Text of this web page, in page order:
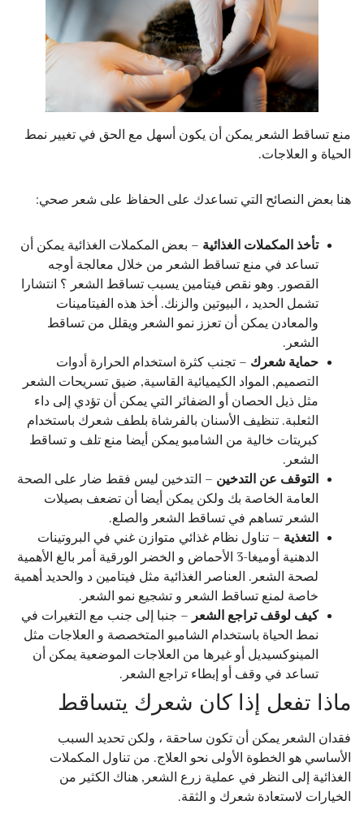
منع تساقط الشعر يمكن أن يكون أسهل مع الحق في تغيير نمط
الحياة و العلاجات.
هنا بعض النصائح التي تساعدك على الحفاظ على شعر صحي:
تأخذ المكملات الغذائية – بعض المكملات الغذائية يمكن أن
تساعد في منع تساقط الشعر من خلال معالجة أوجه
القصور. وهو نقص فيتامين يسبب تساقط الشعر ؟ انتشارا
تشمل الحديد ، البيوتين والزنك. أخذ هذه الفيتامينات
والمعادن يمكن أن تعزز نمو الشعر ويقلل من تساقط
الشعر.
حماية شعرك – تجنب كثرة استخدام الحرارة أدوات
التصميم, المواد الكيميائية القاسية, ضيق تسريحات الشعر
مثل ذيل الحصان أو الضفائر التي يمكن أن تؤدي إلى داء
الثعلبة. تنظيف الأسنان بالفرشاة بلطف شعرك باستخدام
كبريتات خالية من الشامبو يمكن أيضا منع تلف و تساقط
الشعر.
التوقف عن التدخين – التدخين ليس فقط ضار على الصحة
العامة الخاصة بك ولكن يمكن أيضا أن تضعف بصيلات
الشعر تساهم في تساقط الشعر والصلع.
التغذية – تناول نظام غذائي متوازن غني في البروتينات
الدهنية أوميغا-3 الأحماض و الخضر الورقية أمر بالغ الأهمية
لصحة الشعر. العناصر الغذائية مثل فيتامين د والحديد أهمية
خاصة لمنع تساقط الشعر و تشجيع نمو الشعر.
كيف لوقف تراجع الشعر – جنبا إلى جنب مع التغيرات في
نمط الحياة باستخدام الشامبو المتخصصة و العلاجات مثل
المينوكسيديل أو غيرها من العلاجات الموضعية يمكن أن
تساعد في وقف أو إبطاء تراجع الشعر.
ماذا تفعل إذا كان شعرك يتساقط
فقدان الشعر يمكن أن تكون ساحقة ، ولكن تحديد السبب
الأساسي هو الخطوة الأولى نحو العلاج. من تناول المكملات
الغذائية إلى النظر في عملية زرع الشعر, هناك الكثير من
الخيارات لاستعادة شعرك و الثقة.